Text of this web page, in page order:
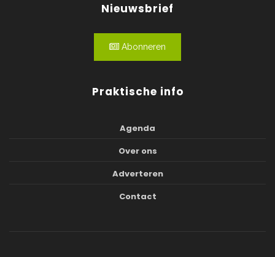
Nieuwsbrief
Abonneren
Praktische info
Agenda
Over ons
Adverteren
Contact